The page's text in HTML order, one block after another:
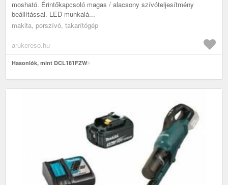
mosható. Érintőkapcsoló magas / alacsony szívóteljesítmény
beállítással. LED munkalá...
makita, porszívó, takarítógép
arukereso.hu
Hasonlók, mint DCL181FZW